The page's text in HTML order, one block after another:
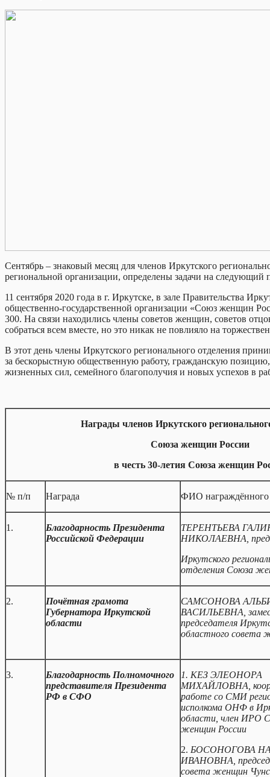
Сентябрь – знаковый месяц для членов Иркутского
региональной организации, определены задачи на
11 сентября 2020 года в г. Иркутске, в зале Правительства
общественно-государственной организации «Союз женщин
300. На связи находились члены советов женщин, советов
собраться всем вместе, но это никак не повлияло на
В этот день члены Иркутского регионального отделения
за бескорыстную общественную работу, гражданскую
жизненных сил, семейного благополучия и новых успехов в
Награды членов Иркутского
Союза женщин России
в честь 30-летия Союза женщин
№ п/п Награда ФИО награждённого
1.
Благодарность Президента
Российской Федерации
ТЕРЕНТЬЕВА
НИКОЛАЕВНА,
Иркутского
отделения Союза
2.
Почётная грамота
Губернатора Иркутской
области
САМСОНОВА
ВАСИЛЬЕВНА,
председателя
областного совета
3. Благодарность Полномочного
представителя Президента
РФ в СФО
1. КЕЗ ЭЛЕОНОРА
МИХАЙЛОВНА,
работе со СМИ
исполкома ОНФ в
области, член ИРО
женщин России
2. БОСОНОГОВА
ИВАНОВНА,
совета женщин